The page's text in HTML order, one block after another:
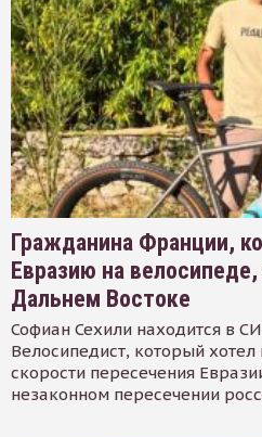
Гражданина Франции,
Евразию на
Дальнем Востоке
Софиан Сехили находится в
Велосипедист, который
скорости пересечения
незаконном пересечении